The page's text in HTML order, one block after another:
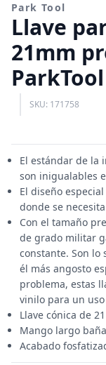
Park Tool
Llave
21mm
ParkTool
SKU: 171758
El estándar de la
son inigualables
El diseño
donde se
Con el tamaño
de grado militar
constante. Son lo
él más angosto
problema, estas
vinilo para un
Llave cónica de
Mango largo
Acabado